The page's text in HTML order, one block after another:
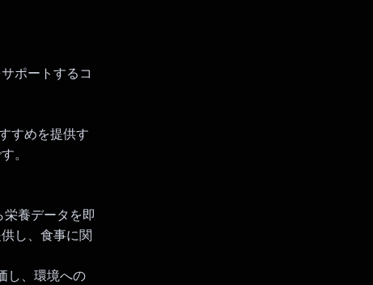
ポートするコ
すめを提供す
。
養データを即
し、食事に関
し、環境への